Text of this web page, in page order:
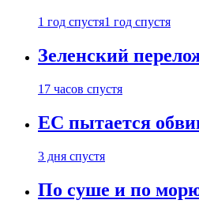
1 год спустя1 год спустя
Зеленский
17 часов спустя
ЕС пытается
3 дня спустя
По суше и по